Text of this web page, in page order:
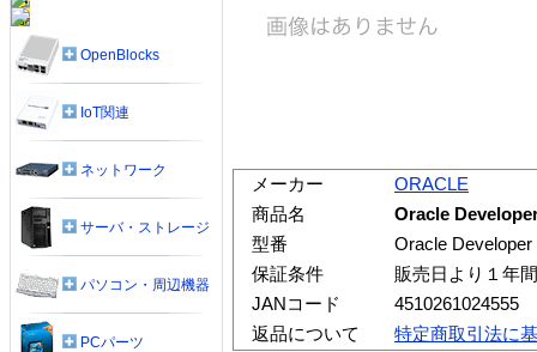
メーカー
ORACLE
商品名
Oracle
型番
Oracle Developer
保証条件
販売日より１年
JANコード
4510261024555
返品について
特定商取引法に
OpenBlocks
IoT関連
ネットワーク
サーバ・ストレージ
パソコン・周辺機器
PCパーツ